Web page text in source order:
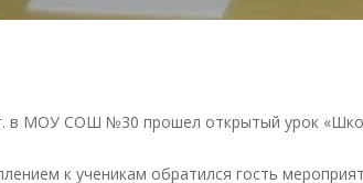
в МОУ СОШ №30 прошел открытый урок
к ученикам обратился гость